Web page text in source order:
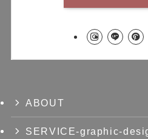
ABOUT
SERVICE-graphic-